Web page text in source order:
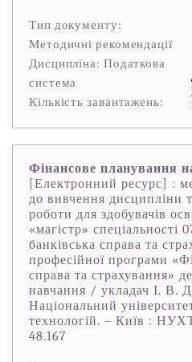
Тип документу:
Методичні рекомендації
Дисципліна: Податкова
система
Кількість завантажень:
Фінансове планування
[Електронний ресурс] :
до вивчення дисципліни
роботи для здобувачів
«магістр» спеціальності
банківська справа та
професійної програми
справа та страхування»
навчання / укладач І. В.
Національний
технологій. – Київ :
48.167